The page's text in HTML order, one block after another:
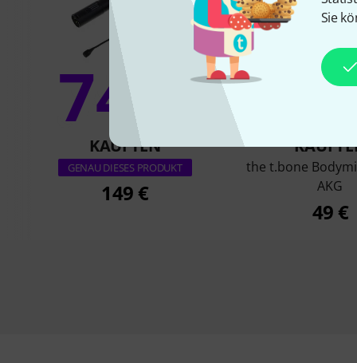
Sie
74%
KAUFTEN
GENAU DIESES PRODUKT
149 €
the t.bone
AKG
49 €